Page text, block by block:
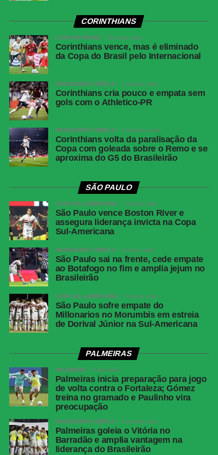
Zakaria Labyad (Kaio César); Dieguinho (Yuri
Alberto (Rodrigo Garro)) e Lingard. Técnico:
Fernando Diniz.
Athletico-
PR
Santos; Benavídez, Terán (Aguirre) e Arthur
e Mendoza (João Cruz). Técnico: Odair
Hellmann.
Grêmio vence o Mirassol e avança às quartas de
final da Copa do Brasil
COMENTE ABAIXO:
WhatsApp
Facebook
Twitter
Messenger
LinkedIn
Share
CORINTHIANS
COPA DO BRASIL 20 horas atrás
Corinthians vence, mas é eliminado
da Copa do Brasil pelo Internacional
BRASILEIRÃO SÉRIE A 1 semana atrás
Corinthians cria pouco e empata sem
gols com o Athletico-PR
BRASILEIRÃO SÉRIE A 2 semanas atrás
Corinthians volta da paralisação da
Copa com goleada sobre o Remo e se
aproxima do G5 do Brasileirão
SÃO PAULO
COPA SUL-AMERICANA 2 meses atrás
São Paulo vence Boston River e
assegura liderança invicta na Copa
Sul-Americana
BRASILEIRÃO SÉRIE A 3 meses atrás
São Paulo sai na frente, cede empate
ao Botafogo no fim e amplia jejum no
Brasileirão
COPA SUL-AMERICANA 3 meses atrás
São Paulo sofre empate do
Millonarios no Morumbis em estreia
de Dorival Júnior na Sul-Americana
PALMEIRAS
PALMEIRAS 4 dias atrás
Palmeiras inicia preparação para jogo
de volta contra o Fortaleza; Gómez
treina no gramado e Paulinho vira
preocupação
BRASILEIRÃO SÉRIE A 1 semana atrás
Palmeiras goleia o Vitória no
Barradão e amplia vantagem na
liderança do Brasileirão